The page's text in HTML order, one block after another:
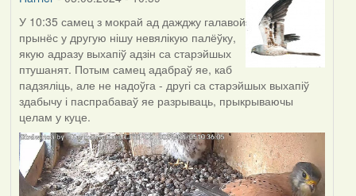
У 10:35 самец з мокрай ад дажджу галавой
прынёс у другую нішу невялікую палёўку,
якую адразу выхапіў адзін са старэйшых
птушанят. Потым самец адабраў яе, каб
падзяліць, але не надоўга - другі са старэйшых выхапіў
здабычу і паспрабаваў яе разрываць, прыкрываючы
целам у куце.